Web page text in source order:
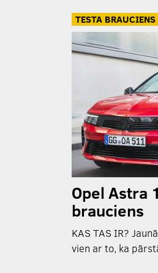
TESTA BRAUCIENS
Opel Astra
brauciens
KAS TAS IR?
vien ar to, ka